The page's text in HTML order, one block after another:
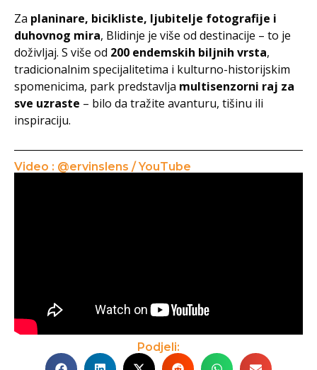
Za planinare, bicikliste, ljubitelje fotografije i
duhovnog mira, Blidinje je više od destinacije – to je
doživljaj. S više od 200 endemskih biljnih vrsta,
tradicionalnim specijalitetima i kulturno-historijskim
spomenicima, park predstavlja multisenzorni raj za
sve uzraste – bilo da tražite avanturu, tišinu ili
inspiraciju.
Video : @ervinslens / YouTube
Podjeli: